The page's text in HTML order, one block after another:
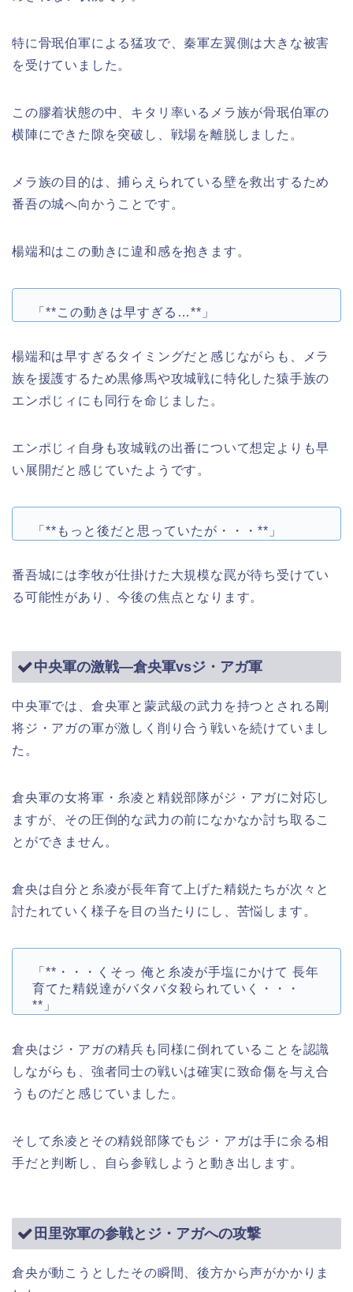
特に骨珉伯軍による猛攻で、秦軍左翼側は大きな被害
を受けていました。
この膠着状態の中、キタリ率いるメラ族が骨珉伯軍の
横陣にできた隙を突破し、戦場を離脱しました。
メラ族の目的は、捕らえられている壁を救出するため
番吾の城へ向かうことです。
楊端和はこの動きに違和感を抱きます。
「**この動きは早すぎる…**」
楊端和は早すぎるタイミングだと感じながらも、メラ
族を援護するため黒修馬や攻城戦に特化した猿手族の
エンポじィにも同行を命じました。
エンポじィ自身も攻城戦の出番について想定よりも早
い展開だと感じていたようです。
「**もっと後だと思っていたが・・・**」
番吾城には李牧が仕掛けた大規模な罠が待ち受けてい
る可能性があり、今後の焦点となります。
中央軍の激戦―倉央軍vsジ・アガ軍
中央軍では、倉央軍と蒙武級の武力を持つとされる剛
将ジ・アガの軍が激しく削り合う戦いを続けていまし
た。
倉央軍の女将軍・糸凌と精鋭部隊がジ・アガに対応し
ますが、その圧倒的な武力の前になかなか討ち取るこ
とができません。
倉央は自分と糸凌が長年育て上げた精鋭たちが次々と
討たれていく様子を目の当たりにし、苦悩します。
「**・・・くそっ 俺と糸凌が手塩にかけて 長年
育てた精鋭達がバタバタ殺られていく・・・
**」
倉央はジ・アガの精兵も同様に倒れていることを認識
しながらも、強者同士の戦いは確実に致命傷を与え合
うものだと感じていました。
そして糸凌とその精鋭部隊でもジ・アガは手に余る相
手だと判断し、自ら参戦しようと動き出します。
田里弥軍の参戦とジ・アガへの攻撃
倉央が動こうとしたその瞬間、後方から声がかかりま